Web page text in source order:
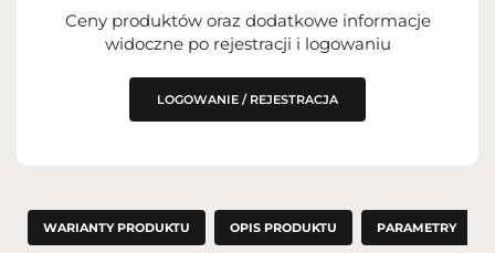
Ceny produktów oraz dodatkowe informacje
widoczne po rejestracji i logowaniu
LOGOWANIE / REJESTRACJA
WARIANTY PRODUKTU OPIS PRODUKTU PARAMETRY